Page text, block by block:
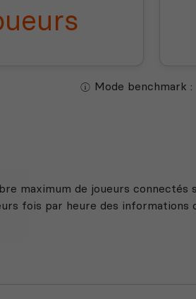
Mode benchmark :
maximum de joueurs
fois par heure des informations